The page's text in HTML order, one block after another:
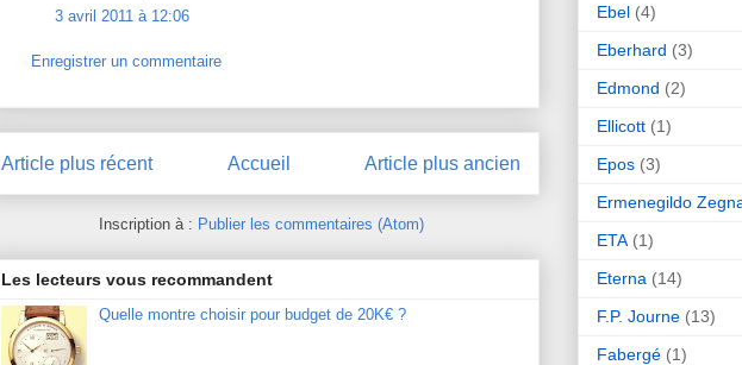
3 avril 2011 à 12:06
Enregistrer un commentaire
Article plus récent Article plus ancien
Accueil
Inscription à : Publier les commentaires (Atom)
Les lecteurs vous recommandent
Quelle montre choisir pour budget de 20K€ ?
Ebel (4)
Eberhard (3)
Edmond (2)
Ellicott (1)
Epos (3)
Ermenegildo
ETA (1)
Eterna (14)
F.P. Journe (13)
Fabergé (1)